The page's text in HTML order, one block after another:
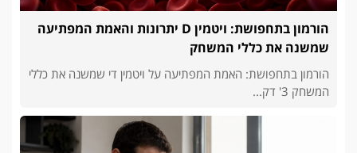
הורמון בתחפושת: ויטמין D יתרונות והאמת המפתיעה
שמשנה את כללי המשחק
הורמון בתחפושת: האמת המפתיעה על ויטמין די שמשנה את כללי
המשחק 3' דק...